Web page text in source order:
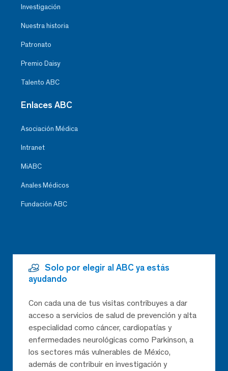
Investigación
Nuestra historia
Patronato
Premio Daisy
Talento ABC
Enlaces ABC
Asociación Médica
Intranet
MiABC
Anales Médicos
Fundación ABC
Solo por elegir al ABC ya estás
ayudando
Con cada una de tus visitas contribuyes a dar
acceso a servicios de salud de prevención y alta
especialidad como cáncer, cardiopatías y
enfermedades neurológicas como Parkinson, a
los sectores más vulnerables de México,
además de contribuir en investigación y